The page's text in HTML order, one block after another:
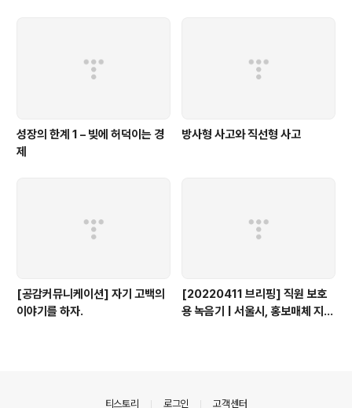
성장의 한계 1 – 빚에 허덕이는 경
제
방사형 사고와 직선형 사고
[공감커뮤니케이션] 자기 고백의
이야기를 하자.
[20220411 브리핑] 직원 보호
용 녹음기 | 서울시, 홍보매체 지원
티스토리 로그인 고객센터